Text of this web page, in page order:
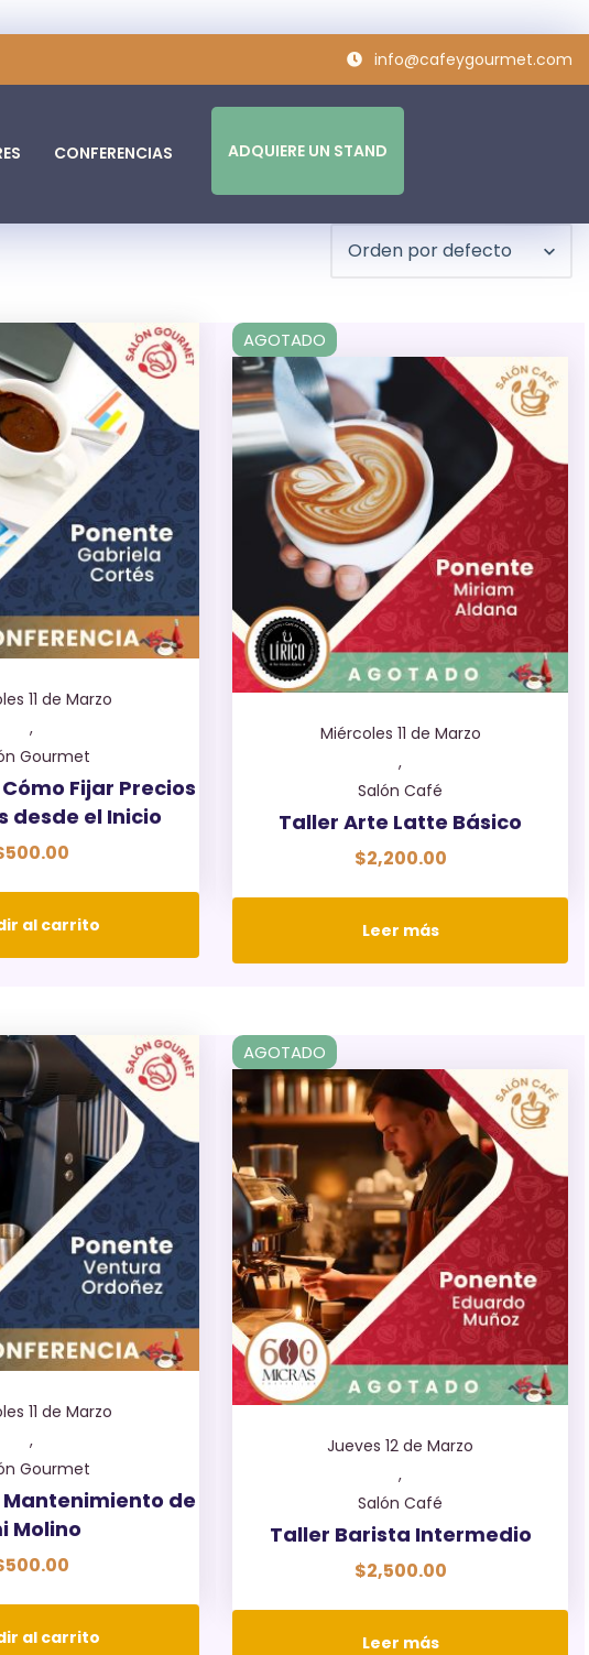
info@cafeygourmet.com
CONFERENCIAS ADQUIERE UN STAND
Orden por defecto
11 de Marzo
,
Gourmet
Fijar Precios
desde el Inicio
500.00
al carrito
AGOTADO
Miércoles 11 de Marzo
,
Salón Café
Taller Arte Latte Básico
$2,200.00
Leer más
11 de Marzo
,
Gourmet
de
Molino
500.00
al carrito
AGOTADO
Jueves 12 de Marzo
,
Salón Café
Taller Barista Intermedio
$2,500.00
Leer más